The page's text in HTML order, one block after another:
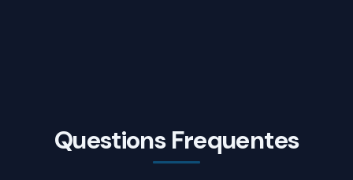
Questions Frequentes